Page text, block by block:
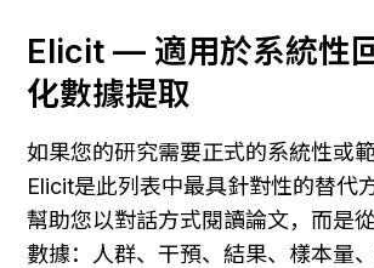
Elicit — 適用於系統性
化數據提取
如果您的研究需要正式的系統性或範
Elicit是此列表中最具針對性的替代
幫助您以對話方式閱讀論文，而是
數據：人群、干預、結果、樣本量